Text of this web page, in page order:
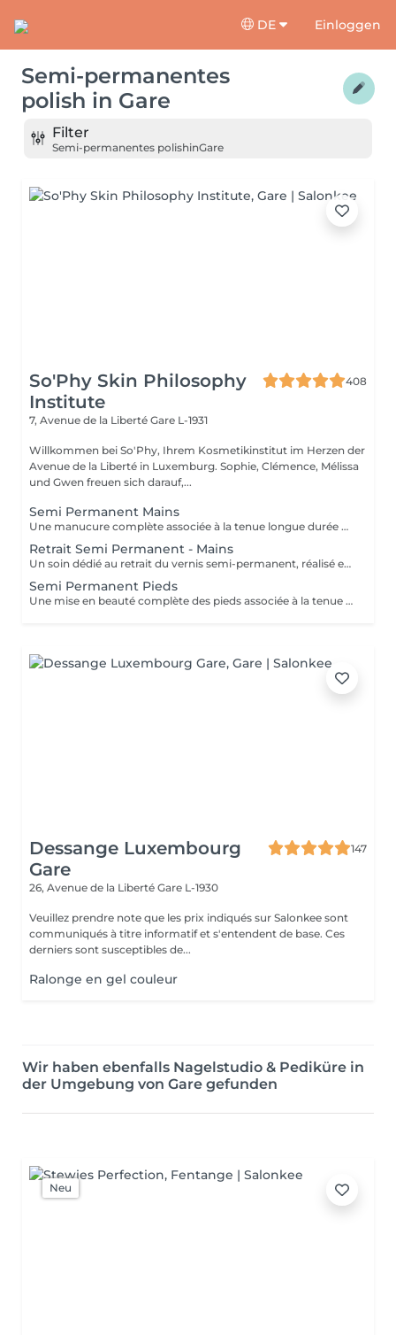
DE Einloggen
Semi-permanentes
polish in Gare
Filter
Semi-permanentes polishinGare
So'Phy Skin Philosophy
Institute
408
7, Avenue de la Liberté Gare L-1931
Willkommen bei So'Phy, Ihrem Kosmetikinstitut im Herzen der
Avenue de la Liberté in Luxemburg. Sophie, Clémence, Mélissa
und Gwen freuen sich darauf,...
Semi Permanent Mains
Une manucure complète associée à la tenue longue durée du vernis semi-permanent. Le soin débute par une mise en beauté des ongles : limage, travail des cuticules et préparation de l'ongle naturel afin d'assurer un résultat net et durable. Le vernis semi-permanent est ensuite appliqué pour offrir une finition brillante, élégante et résistante dans le temps. Les ongles sont soignés, la tenue est optimale et le résultat reste impeccable pendant plusieurs semaines. Idéal pour allier esthétique, confort et praticité au quotidien.
Retrait Semi Permanent - Mains
Un soin dédié au retrait du vernis semi-permanent, réalisé en douceur afin de préserver la qualité de l'ongle naturel. Le retrait est suivi d'une mise en forme des ongles et d'un travail rapide des cuticules pour retrouver un résultat net et soigné. Une base protectrice est ensuite appliquée pour renforcer l'ongle, complétée par une huile nourrissante afin d'hydrater et sublimer les cuticules. Les ongles sont propres, soignés et protégés. Idéal pour faire une pause tout en prenant soin de ses ongles. Ce service est proposé uniquement pour le vernis semi-permanent réalisé à l'institut.
Semi Permanent Pieds
Une mise en beauté complète des pieds associée à la tenue longue durée du vernis semi-permanent. Le soin débute par la préparation des ongles : travail des cuticules, limage et soin des zones de callosités si nécessaire, afin d'obtenir un résultat net et soigné. Le vernis semi-permanent est ensuite appliqué pour offrir une finition brillante, élégante et résistante dans le temps. Les pieds sont parfaitement soignés, le résultat est durable et reste impeccable pendant plusieurs semaines. Idéal pour des pieds nets, confortables et élégants au quotidien.
Dessange Luxembourg
Gare
147
26, Avenue de la Liberté Gare L-1930
Veuillez prendre note que les prix indiqués sur Salonkee sont
communiqués à titre informatif et s'entendent de base. Ces
derniers sont susceptibles de...
Ralonge en gel couleur
Wir haben ebenfalls Nagelstudio & Pediküre in
der Umgebung von Gare gefunden
Neu